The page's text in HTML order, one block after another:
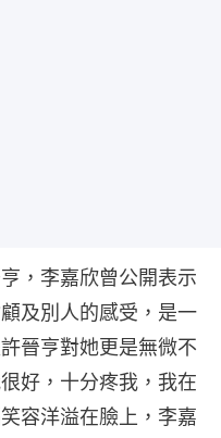
，李嘉欣曾公開表示
及別人的感受，是一
晉亨對她更是無微不
好，十分疼我，我在
容洋溢在臉上，李嘉